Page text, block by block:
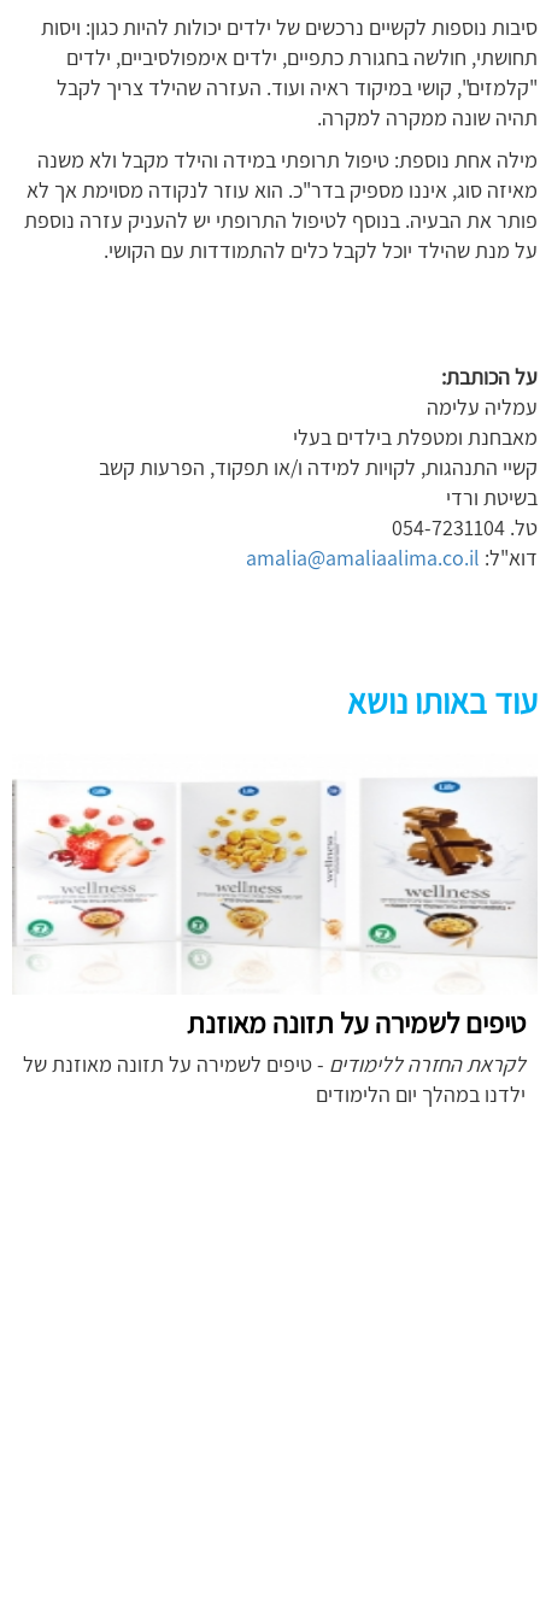
סיבות נוספות לקשיים נרכשים של ילדים יכולות להיות כגון: ויסות
תחושתי, חולשה בחגורת כתפיים, ילדים אימפולסיביים, ילדים
"קלמזים", קושי במיקוד ראיה ועוד. העזרה שהילד צריך לקבל
תהיה שונה ממקרה למקרה.
מילה אחת נוספת: טיפול תרופתי במידה והילד מקבל ולא משנה
מאיזה סוג, איננו מספיק בדר"כ. הוא עוזר לנקודה מסוימת אך לא
פותר את הבעיה. בנוסף לטיפול התרופתי יש להעניק עזרה נוספת
על מנת שהילד יוכל לקבל כלים להתמודדות עם הקושי.
על הכותבת:
עמליה עלימה
מאבחנת ומטפלת בילדים בעלי
קשיי התנהגות, לקויות למידה ו/או תפקוד, הפרעות קשב
בשיטת ורדי
טל. 054-7231104
דוא"ל: amalia@amaliaalima.co.il
עוד באותו נושא
טיפים לשמירה על תזונה מאוזנת
לקראת החזרה ללימודים - טיפים לשמירה על תזונה מאוזנת של
ילדנו במהלך יום הלימודים